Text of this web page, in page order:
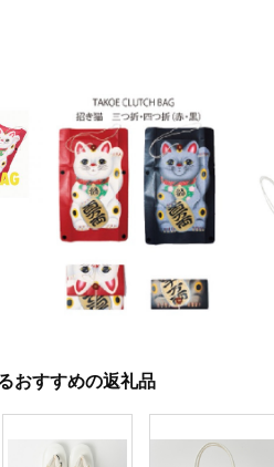
おすすめの返礼品